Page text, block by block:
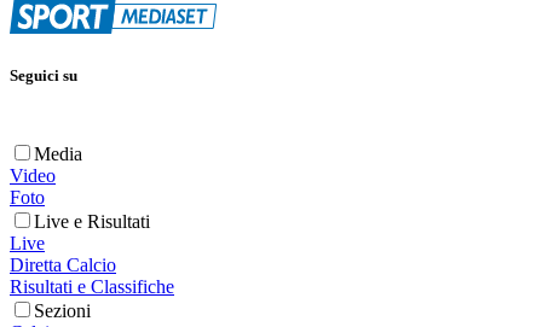
Seguici su
Media
Video
Foto
Live e Risultati
Live
Diretta Calcio
Risultati e Classifiche
Sezioni